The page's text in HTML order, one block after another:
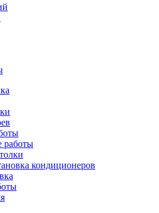
работы
кондиционеров